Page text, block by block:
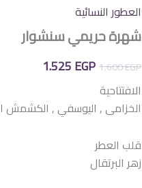
العطور النسائية
شهرة حريمي سنشوار
1.600EGP
السعر
هو:
1.600 EGP.
1.525EGP
هو:
الافتتاحية
الخزامى , اليوسفي , الكشمش
قلب العطر
زهر البرتقال